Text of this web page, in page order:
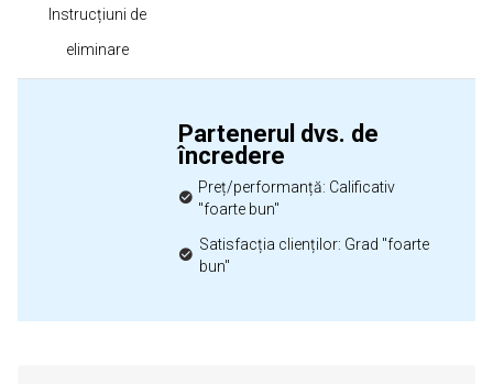
Instrucțiuni de
eliminare
Partenerul dvs. de
încredere
Preț/performanță: Calificativ
"foarte bun"
Satisfacția clienților: Grad "foarte
bun"